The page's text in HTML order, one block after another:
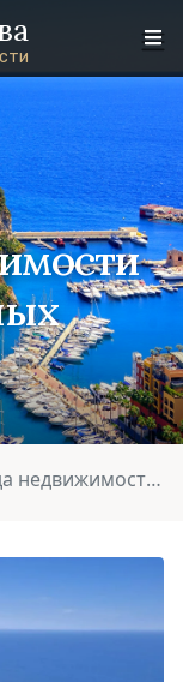
Аренда недвижимости в Монако в разных районах